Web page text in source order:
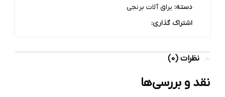
دسته: یراق آلات برنجی
اشتراک گذاری:
نظرات (0)
نقد و بررسی‌ها